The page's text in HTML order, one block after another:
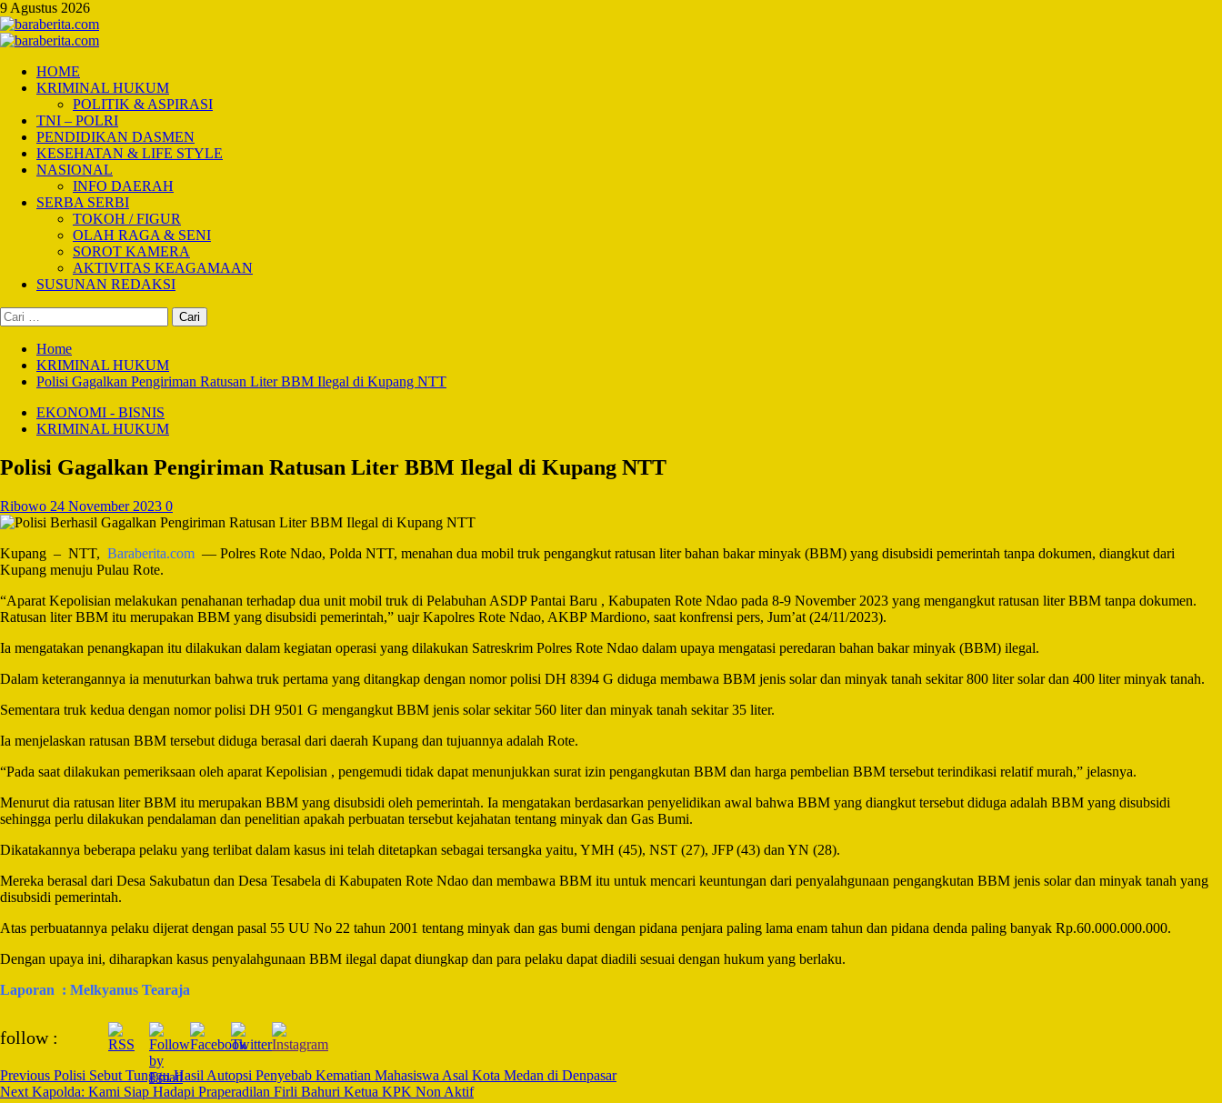
Skip
to
content
9 Agustus 2026
Primary
HOME
KRIMINAL HUKUM
POLITIK & ASPIRASI
TNI – POLRI
PENDIDIKAN DASMEN
KESEHATAN & LIFE STYLE
NASIONAL
INFO DAERAH
SERBA SERBI
TOKOH / FIGUR
OLAH RAGA & SENI
SOROT KAMERA
AKTIVITAS KEAGAMAAN
SUSUNAN REDAKSI
Cari
untuk:
Home
KRIMINAL HUKUM
Polisi Gagalkan Pengiriman Ratusan Liter BBM Ilegal di Kupang NTT
EKONOMI - BISNIS
KRIMINAL HUKUM
Polisi Gagalkan Pengiriman Ratusan Liter BBM Ilegal di Kupang NTT
Ribowo 24 November 2023 0
Kupang – NTT, Baraberita.com — Polres Rote Ndao, Polda NTT, menahan dua mobil truk pengangkut ratusan liter bahan bakar minyak (BBM) yang disubsidi pemerintah tanpa dokumen, diangkut dari
Kupang menuju Pulau Rote.
“Aparat Kepolisian melakukan penahanan terhadap dua unit mobil truk di Pelabuhan ASDP Pantai Baru , Kabupaten Rote Ndao pada 8-9 November 2023 yang mengangkut ratusan liter BBM tanpa dokumen.
Ratusan liter BBM itu merupakan BBM yang disubsidi pemerintah,” uajr Kapolres Rote Ndao, AKBP Mardiono, saat konfrensi pers, Jum’at (24/11/2023).
Ia mengatakan penangkapan itu dilakukan dalam kegiatan operasi yang dilakukan Satreskrim Polres Rote Ndao dalam upaya mengatasi peredaran bahan bakar minyak (BBM) ilegal.
Dalam keterangannya ia menuturkan bahwa truk pertama yang ditangkap dengan nomor polisi DH 8394 G diduga membawa BBM jenis solar dan minyak tanah sekitar 800 liter solar dan 400 liter minyak tanah.
Sementara truk kedua dengan nomor polisi DH 9501 G mengangkut BBM jenis solar sekitar 560 liter dan minyak tanah sekitar 35 liter.
Ia menjelaskan ratusan BBM tersebut diduga berasal dari daerah Kupang dan tujuannya adalah Rote.
“Pada saat dilakukan pemeriksaan oleh aparat Kepolisian , pengemudi tidak dapat menunjukkan surat izin pengangkutan BBM dan harga pembelian BBM tersebut terindikasi relatif murah,” jelasnya.
Menurut dia ratusan liter BBM itu merupakan BBM yang disubsidi oleh pemerintah. Ia mengatakan berdasarkan penyelidikan awal bahwa BBM yang diangkut tersebut diduga adalah BBM yang disubsidi
sehingga perlu dilakukan pendalaman dan penelitian apakah perbuatan tersebut kejahatan tentang minyak dan Gas Bumi.
Dikatakannya beberapa pelaku yang terlibat dalam kasus ini telah ditetapkan sebagai tersangka yaitu, YMH (45), NST (27), JFP (43) dan YN (28).
Mereka berasal dari Desa Sakubatun dan Desa Tesabela di Kabupaten Rote Ndao dan membawa BBM itu untuk mencari keuntungan dari penyalahgunaan pengangkutan BBM jenis solar dan minyak tanah yang
disubsidi pemerintah.
Atas perbuatannya pelaku dijerat dengan pasal 55 UU No 22 tahun 2001 tentang minyak dan gas bumi dengan pidana penjara paling lama enam tahun dan pidana denda paling banyak Rp.60.000.000.000.
Dengan upaya ini, diharapkan kasus penyalahgunaan BBM ilegal dapat diungkap dan para pelaku dapat diadili sesuai dengan hukum yang berlaku.
Laporan : Melkyanus Tearaja
follow :
Navigation
Previous Polisi Sebut Tunggu Hasil Autopsi Penyebab Kematian Mahasiswa Asal Kota Medan di Denpasar
Next Kapolda: Kami Siap Hadapi Praperadilan Firli Bahuri Ketua KPK Non Aktif